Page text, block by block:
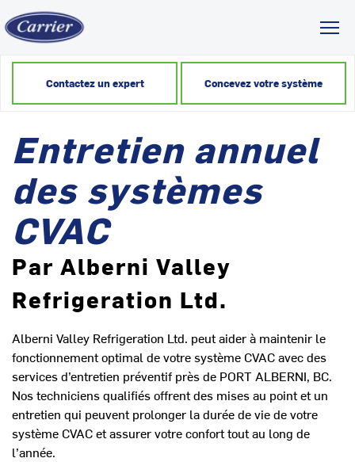
Contactez un expert Concevez votre système
Entretien annuel
des systèmes
CVAC
Par Alberni Valley
Refrigeration Ltd.
Alberni Valley Refrigeration Ltd. peut aider à maintenir le
fonctionnement optimal de votre système CVAC avec des
services d’entretien préventif près de PORT ALBERNI, BC.
Nos techniciens qualifiés offrent des mises au point et un
entretien qui peuvent prolonger la durée de vie de votre
système CVAC et assurer votre confort tout au long de
l’année.